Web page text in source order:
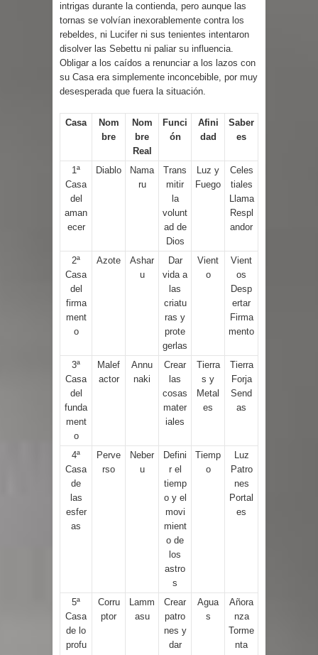
intrigas durante la contienda, pero aunque las
tornas se volvían inexorablemente contra los
rebeldes, ni Lucifer ni sus tenientes intentaron
disolver las Sebettu ni paliar su influencia.
Obligar a los caídos a renunciar a los lazos con
su Casa era simplemente inconcebible, por muy
desesperada que fuera la situación.
Casa
Nom
bre
Nom
bre
Real
Funci
ón
Afini
dad
Saber
es
1ª
Casa
del
aman
ecer
Diablo
Nama
ru
Trans
mitir
la
volunt
ad de
Dios
Luz y
Fuego
Celes
tiales
Llama
Respl
andor
2ª
Casa
del
firma
ment
o
Azote
Ashar
u
Dar
vida a
las
criatu
ras y
prote
gerlas
Vient
o
Vient
os
Desp
ertar
Firma
mento
3ª
Casa
del
funda
ment
o
Malef
actor
Annu
naki
Crear
las
cosas
mater
iales
Tierra
s y
Metal
es
Tierra
Forja
Send
as
4ª
Casa
de
las
esfer
as
Perve
rso
Neber
u
Defini
r el
tiemp
o y el
movi
mient
o de
los
astro
s
Tiemp
o
Luz
Patro
nes
Portal
es
5ª
Casa
de lo
profu
Corru
ptor
Lamm
asu
Crear
patro
nes y
dar
Agua
s
Añora
nza
Torme
nta